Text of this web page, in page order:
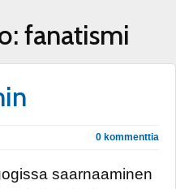
fanatismi
0 kommenttia
saarnaaminen